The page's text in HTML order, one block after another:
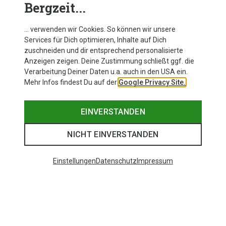
Bergzeit...
… verwenden wir Cookies. So können wir unsere
Services für Dich optimieren, Inhalte auf Dich
zuschneiden und dir entsprechend personalisierte
Anzeigen zeigen. Deine Zustimmung schließt ggf. die
Verarbeitung Deiner Daten u.a. auch in den USA ein.
Mehr Infos findest Du auf der Google Privacy Site.
EINVERSTANDEN
NICHT EINVERSTANDEN
EinstellungenDatenschutz Impressum